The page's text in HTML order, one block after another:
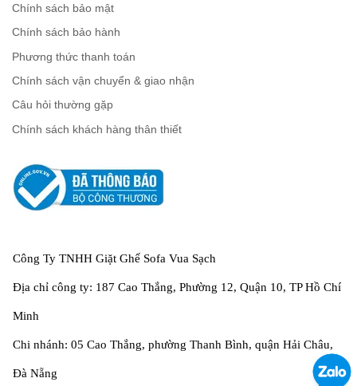
Chính sách bảo mật
Chính sách bảo hành
Phương thức thanh toán
Chính sách vận chuyển & giao nhận
Câu hỏi thường gặp
Chính sách khách hàng thân thiết
Công Ty TNHH Giặt Ghế Sofa Vua Sạch
Địa chỉ công ty: 187 Cao Thắng, Phường 12, Quận 10, TP Hồ Chí
Minh
Chi nhánh: 05 Cao Thắng, phường Thanh Bình, quận Hải Châu,
Đà Nẵng